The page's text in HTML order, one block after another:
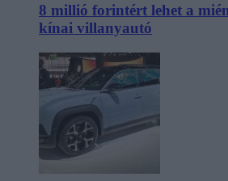
8 millió forintért lehet a
kínai villanyautó